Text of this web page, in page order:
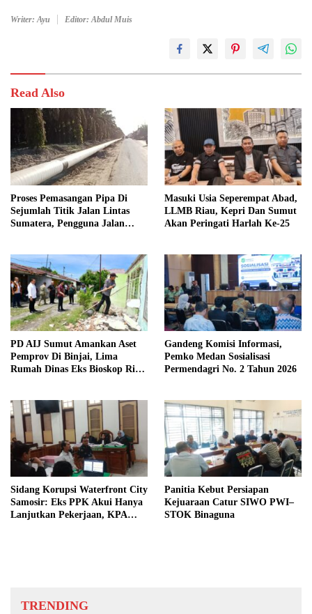
Writer: Ayu Editor: Abdul Muis
Read Also
Proses Pemasangan Pipa Di
Sejumlah Titik Jalan Lintas
Sumatera, Pengguna Jalan
Masuki Usia Seperempat Abad,
LLMB Riau, Kepri Dan Sumut
Akan Peringati Harlah Ke-25
PD AIJ Sumut Amankan Aset
Pemprov Di Binjai, Lima
Rumah Dinas Eks Bioskop Ria
Gandeng Komisi Informasi,
Pemko Medan Sosialisasi
Permendagri No. 2 Tahun 2026
Sidang Korupsi Waterfront City
Samosir: Eks PPK Akui Hanya
Lanjutkan Pekerjaan, KPA
Panitia Kebut Persiapan
Kejuaraan Catur SIWO PWI–
STOK Binaguna
TRENDING